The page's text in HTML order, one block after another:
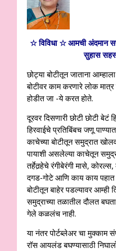
☆ विविधा ☆ आमची‌ अंदमान
सुहास
छोट्या बोटीतून जाताना
बोटीवर काम करणारे लोक मात्र
होडीत जा -ये करत होते.
दूरवर दिसणारी छोटी छोटी बेटं
हिरवाईचे प्रतिबिंबच जणू
काचेच्या बोटीतून समुद्रात
पायाशी असलेल्या काचेतून
तर्हेतर्‍हेचे रंगीबेरंगी मासे,
दगड-गोटे आणि काय काय पहात
बोटीतून बाहेर पडल्यावर आम्ही
समुद्राच्या तळातील दौलत
गेले कळलंच नाही.
या नंतर पोर्टब्लेअर चा मुक्काम
राॅस आयलंड बघण्यासाठी